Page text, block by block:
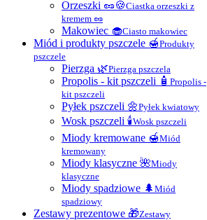
Orzeszki 🥜🍪Ciastka orzeszki z
kremem 🥜
Makowiec 🧁Ciasto makowiec
Miód i produkty pszczele 🍯Produkty
pszczele
Pierzga 🌿Pierzga pszczela
Propolis - kit pszczeli 🧴 Propolis -
kit pszczeli
Pyłek pszczeli 🌼Pyłek kwiatowy
Wosk pszczeli 🕯Wosk pszczeli
Miody kremowane 🍯Miód
kremowany
Miody klasyczne 🌺Miody
klasyczne
Miody spadziowe 🌲 Miód
spadziowy
Zestawy prezentowe 🎁Zestawy